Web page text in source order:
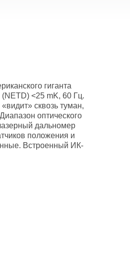
гиганта
<25 mK, 60 Гц.
сквозь туман,
оптического
дальномер
положения и
Встроенный ИК-